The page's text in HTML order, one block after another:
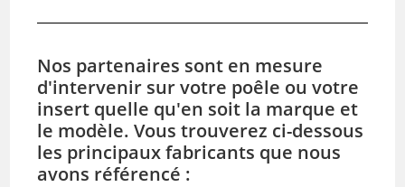
Nos partenaires sont en mesure
d'intervenir sur votre poêle ou votre
insert quelle qu'en soit la marque et
le modèle. Vous trouverez ci-dessous
les principaux fabricants que nous
avons référencé :